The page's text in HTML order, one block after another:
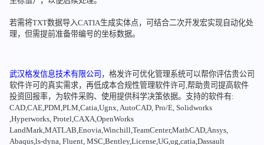
若需将TXT数据导入CATIA生成实体点，可结合二次开发宏实现自动化处
理，但需提前准备带编号的坐标数据。
武汉格发信息技术有限公司 ，格发许可优化管理系统可以帮你评估贵公司
软件许可的真实需求，再低成本合规性管理软件许可,帮助贵司提高软件
投资回报率，为软件采购、使用提供科学决策依据。支持的软件有:
CAD,CAE,PDM,PLM,Catia,Ugnx, AutoCAD, Pro/E, Solidworks
,Hyperworks, Protel,CAXA,OpenWorks
LandMark,MATLAB,Enovia,Winchill,TeamCenter,MathCAD,Ansys,
Abaqus,ls-dyna, Fluent, MSC,Bentley,License,UG,ug,catia,Dassault